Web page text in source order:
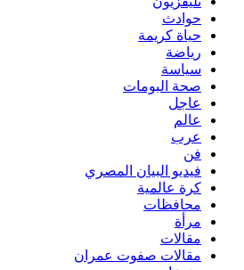
حوادث
حياة كريمة
رياضة
سياسة
صحة البومات
عاجل
عالم
عرب
فن
فيديو البيان المصري
كرة عالمية
محافظات
مرأة
مقالات
مقالات صفوت عمران